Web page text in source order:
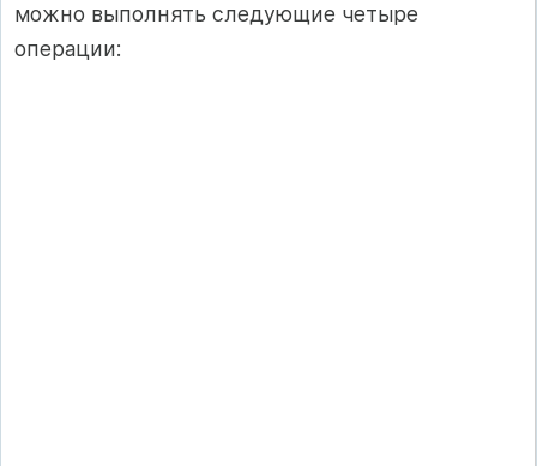
можно выполнять следующие четыре
операции: